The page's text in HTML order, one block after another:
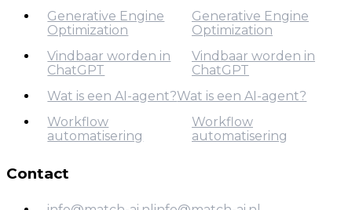
Generative Engine
Optimization
Generative Engine
Optimization
Generative Engine
Optimization
Vindbaar worden in
ChatGPT
Vindbaar worden in
ChatGPT
Vindbaar worden in
ChatGPT
Wat is een AI-agent?
Wat is een AI-agent?
Wat is een AI-agent?
Workflow
automatisering
Workflow
Workflow
automatisering
Contact